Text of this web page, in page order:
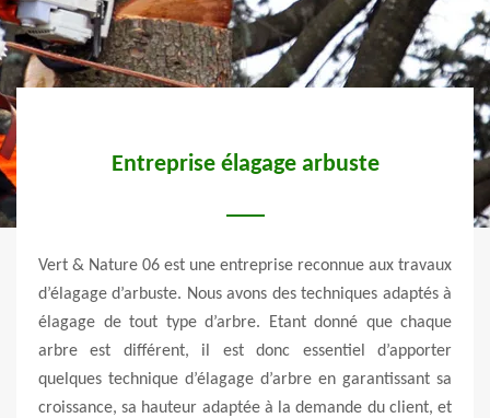
Entreprise élagage arbuste
Vert & Nature 06 est une entreprise reconnue aux travaux
d’élagage d’arbuste. Nous avons des techniques adaptés à
élagage de tout type d’arbre. Etant donné que chaque
arbre est différent, il est donc essentiel d’apporter
quelques technique d’élagage d’arbre en garantissant sa
croissance, sa hauteur adaptée à la demande du client, et